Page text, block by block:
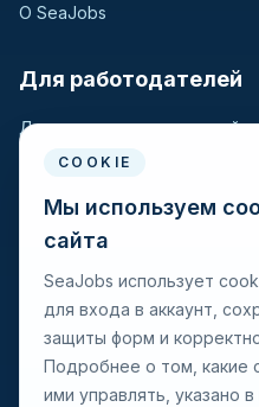
О SeaJobs
Для работодателей
Для крюинговых компаний
Разместить вакансию
Поиск кандидатов
Для моряков
Поиск вакансий
Просмотр компаний
COOKIE
Мы используем
сайта
SeaJobs использует
для входа в аккаунт,
защиты форм и
Подробнее о том, какие
ими управлять, указано